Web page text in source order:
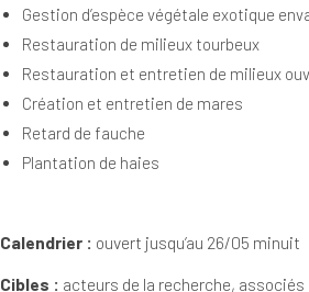
Gestion d’espèce végétale exotique
Restauration de milieux tourbeux
Restauration et entretien de milieux
Création et entretien de mares
Retard de fauche
Plantation de haies
Calendrier : ouvert jusqu’au 26/05 minuit
Cibles : acteurs de la recherche,